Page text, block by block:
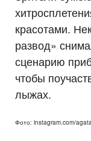
красотами.
развод»
сценарию
чтобы
лыжах.
Фото: instagram.com/